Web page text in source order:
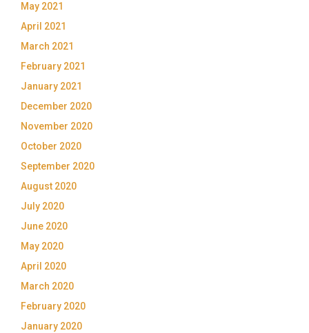
May 2021
April 2021
March 2021
February 2021
January 2021
December 2020
November 2020
October 2020
September 2020
August 2020
July 2020
June 2020
May 2020
April 2020
March 2020
February 2020
January 2020